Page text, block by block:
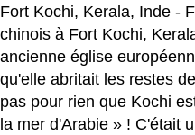
Fort Kochi, Kerala, Inde -
chinois à Fort Kochi,
ancienne église
qu'elle abritait les restes
pas pour rien que Kochi
la mer d'Arabie » ! C'était